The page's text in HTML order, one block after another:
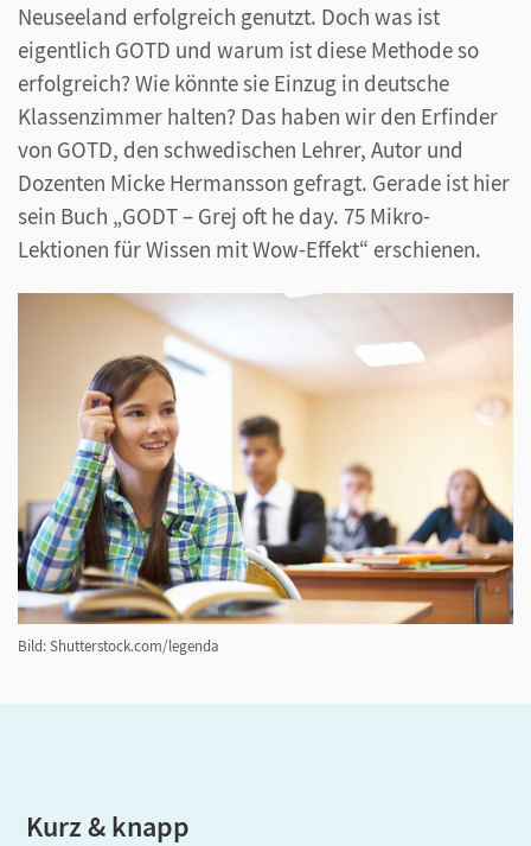
Neuseeland erfolgreich genutzt. Doch was ist
eigentlich GOTD und warum ist diese Methode so
erfolgreich? Wie könnte sie Einzug in deutsche
Klassenzimmer halten? Das haben wir den Erfinder
von GOTD, den schwedischen Lehrer, Autor und
Dozenten Micke Hermansson gefragt. Gerade ist hier
sein Buch „GODT – Grej oft he day. 75 Mikro-
Lektionen für Wissen mit Wow-Effekt“ erschienen.
Bild: Shutterstock.com/legenda
Kurz & knapp